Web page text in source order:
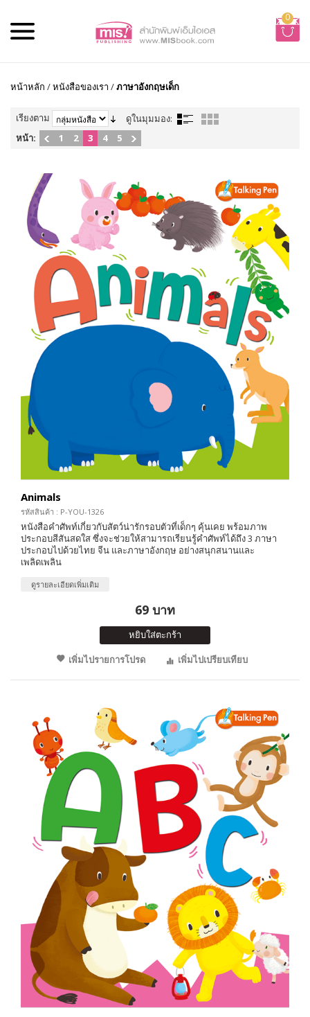
0
หน้าหลัก /หนังสือของเรา /ภาษาอังกฤษเด็ก
เรียงตาม
ดูในมุมมอง:
หน้า:
1 2 3 4 5
Animals
รหัสสินค้า : P-YOU-1326
หนังสือคำศัพท์เกี่ยวกับสัตว์น่ารักรอบตัวที่เด็กๆ คุ้นเคย พร้อมภาพ
ประกอบสีสันสดใส ซึ่งจะช่วยให้สามารถเรียนรู้คำศัพท์ได้ถึง 3 ภาษา
ประกอบไปด้วยไทย จีน และภาษาอังกฤษ อย่างสนุกสนานและ
เพลิดเพลิน
ดูรายละเอียดเพิ่มเติม
69 บาท
หยิบใส่ตะกร้า
เพิ่มไปรายการโปรด
เพิ่มไปเปรียบเทียบ